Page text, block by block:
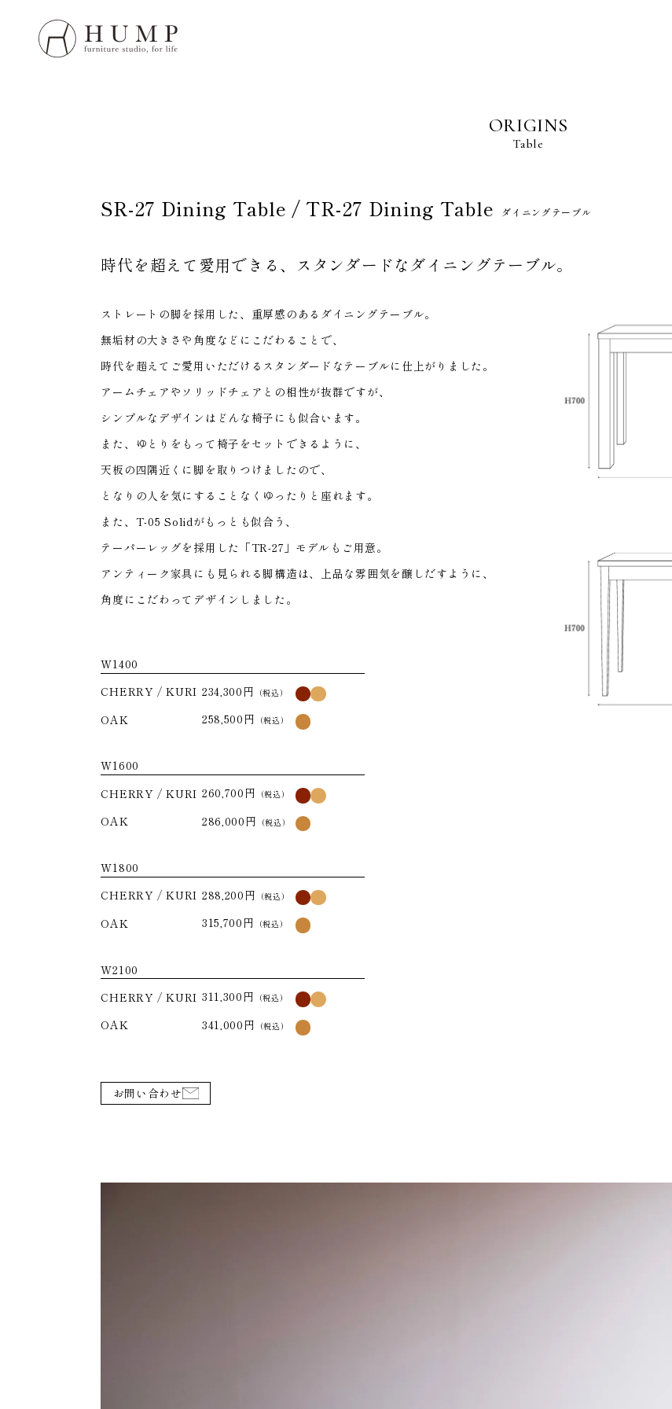
ORIGINS
ORDER
MAINTENANCE
HOME
ORIGINS
Table
SR-27 Dining Table / TR-27 Dining Table ダイニングテーブル
時代を超えて愛用できる、 スタンダードなダイニングテーブル。
ストレートの脚を採用した、重厚感のあるダイニングテーブル。
無垢材の大きさや角度などにこだわることで、
時代を超えてご愛用いただけるスタンダードなテーブルに仕上がりました。
アームチェアやソリッドチェアとの相性が抜群ですが、
シンプルなデザインはどんな椅子にも似合います。
また、ゆとりをもって椅子をセットできるように、
天板の四隅近くに脚を取りつけましたので、
となりの人を気にすることなくゆったりと座れます。
また、T-05 Solidがもっとも似合う、
テーパーレッグを採用した「TR-27」モデルもご用意。
アンティーク家具にも見られる脚構造は、上品な雰囲気を醸しだすように、
角度にこだわってデザインしました。
W1400
CHERRY
KURI 234,300円 （税込）
OAK 258,500円 （税込）
W1600
CHERRY
KURI 260,700円 （税込）
OAK 286,000円 （税込）
W1800
CHERRY
KURI 288,200円 （税込）
OAK 315,700円 （税込）
W2100
CHERRY
KURI 311,300円 （税込）
OAK 341,000円 （税込）
お問い合わせ